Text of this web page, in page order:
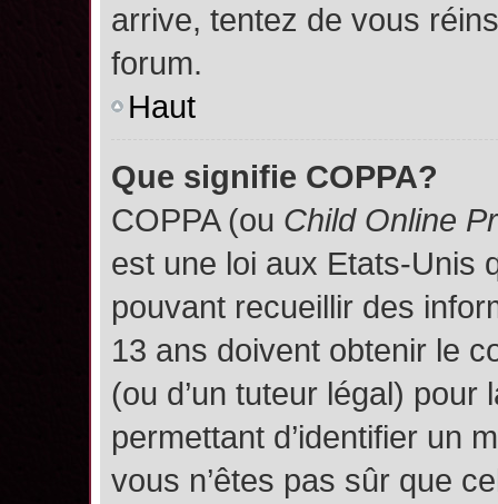
arrive, tentez de vous
forum.
Haut
Que signifie COPPA?
COPPA (ou Child Online
est une loi aux Etats-Unis
pouvant recueillir des
13 ans doivent obtenir le
(ou d’un tuteur légal)
permettant d’identifier un
vous n’êtes pas sûr que